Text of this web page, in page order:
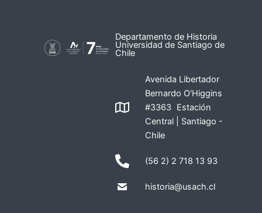
Departamento de Historia
Universidad de Santiago de
Chile
Avenida Libertador
Bernardo O'Higgins
#3363 Estación
Central | Santiago -
Chile
(56 2) 2 718 13 93
historia@usach.cl